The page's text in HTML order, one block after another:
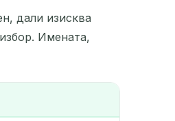
дали изисква
Имената,